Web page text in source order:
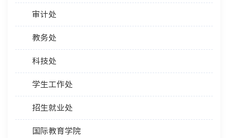
审计处
教务处
科技处
学生工作处
招生就业处
国际教育学院